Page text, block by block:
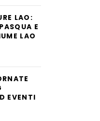
LAO:
E
LAO
EVENTI